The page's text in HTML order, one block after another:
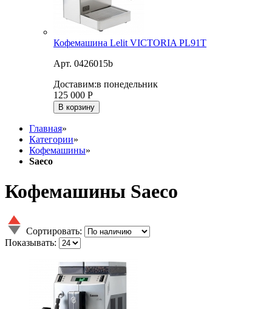
Кофемашина Lelit VICTORIA PL91T
Арт. 0426015b
Доставим:в понедельник
125 000 Р
В корзину
Главная»
Категории»
Кофемашины»
Saeco
Кофемашины Saeco
Сортировать:
Показывать: